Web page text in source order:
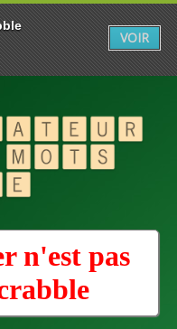
n'est pas
VOIR